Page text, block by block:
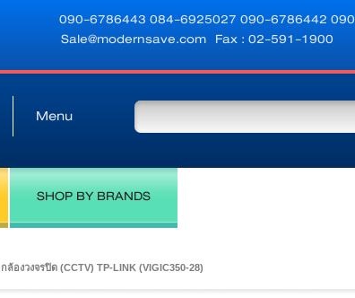
090-6786443084-6925027090-6786442
Sale@modernsave.com Fax : 02-591-1900
Menu
SHOP BY BRANDS
กล้องวงจรปิด (CCTV) TP-LINK (VIGIC350-28)